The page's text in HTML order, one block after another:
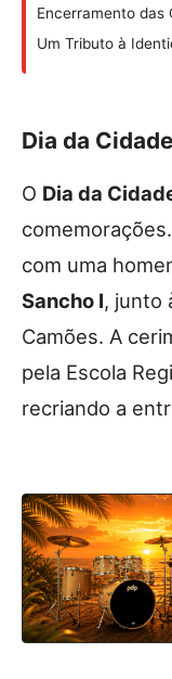
Encerramento das
Um Tributo à
Dia da
O Dia da
com uma
Sancho I, junto
Camões. A
pela Escola
recriando a